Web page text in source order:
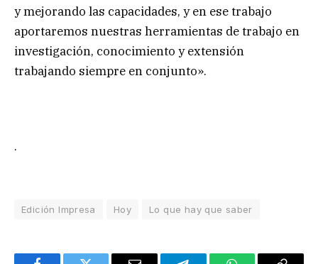
y mejorando las capacidades, y en ese trabajo
aportaremos nuestras herramientas de trabajo en
investigación, conocimiento y extensión
trabajando siempre en conjunto».
.
Edición Impresa Hoy Lo que hay que saber